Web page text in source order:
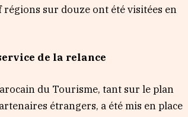
régions sur douze ont été visitées en
de la relance
du Tourisme, tant sur le plan
étrangers, a été mis en place